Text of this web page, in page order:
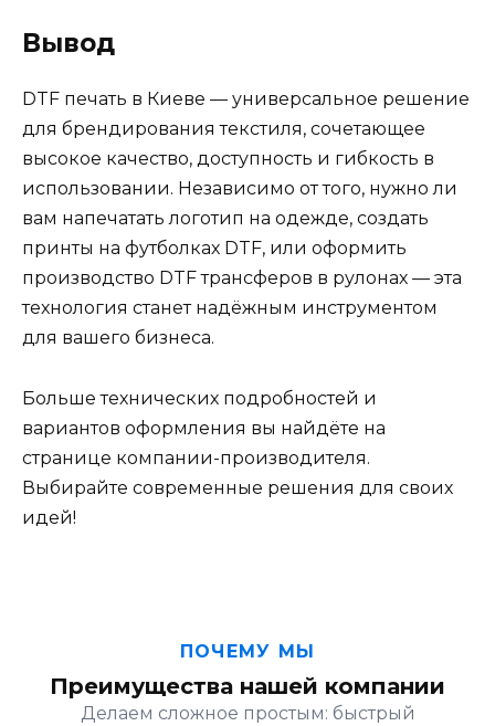
Вывод
DTF печать в Киеве — универсальное решение
для брендирования текстиля, сочетающее
высокое качество, доступность и гибкость в
использовании. Независимо от того, нужно ли
вам напечатать логотип на одежде, создать
принты на футболках DTF, или оформить
производство DTF трансферов в рулонах — эта
технология станет надёжным инструментом
для вашего бизнеса.
Больше технических подробностей и
вариантов оформления вы найдёте на
странице компании-производителя.
Выбирайте современные решения для своих
идей!
ПОЧЕМУ МЫ
Преимущества нашей компании
Делаем сложное простым: быстрый